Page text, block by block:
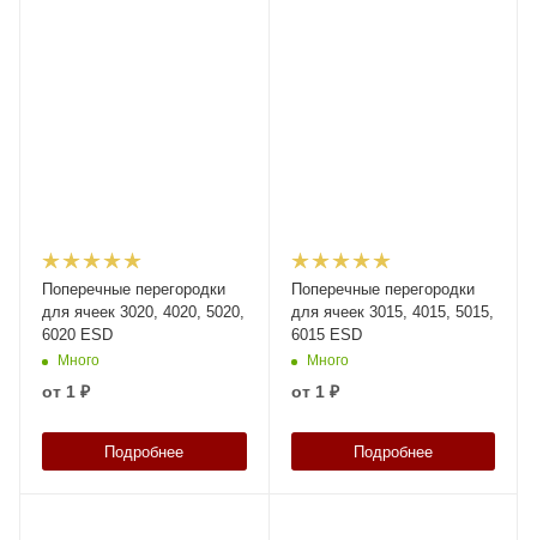
Поперечные перегородки
для ячеек 3020, 4020, 5020,
6020 ESD
Много
от 1 ₽
Подробнее
Поперечные перегородки
для ячеек 3015, 4015, 5015,
6015 ESD
Много
от 1 ₽
Подробнее